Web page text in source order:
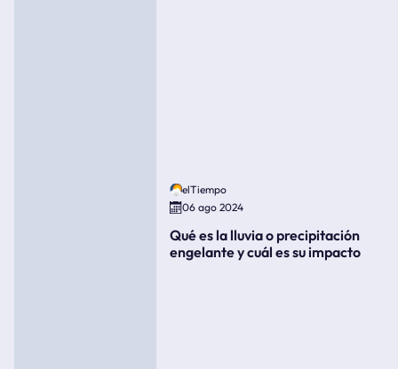
elTiempo
06 ago 2024
Qué es la lluvia o precipitación
engelante y cuál es su impacto